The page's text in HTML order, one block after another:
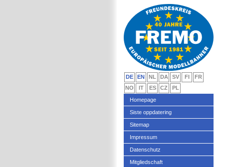
DE EN NL DA SV FI
FR
NO
IT ES CZ
PL
Homepage
Siste oppdatering
Sitemap
Impressum
Datenschutz
Mitgliedschaft